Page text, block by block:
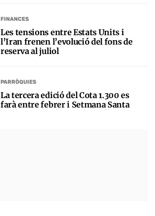
FINANCES
Les tensions entre Estats Units i
l’Iran frenen l’evolució del fons de
reserva al juliol
PARRÒQUIES
La tercera edició del Cota 1.300 es
farà entre febrer i Setmana Santa